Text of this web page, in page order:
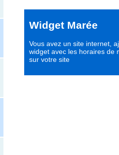
Widget Marée
Vous avez un site internet,
widget avec les horaires de
sur votre site